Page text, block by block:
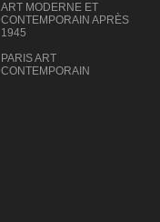
ART MODERNE ET
CONTEMPORAIN APRÈS
1945
PARIS ART
CONTEMPORAIN